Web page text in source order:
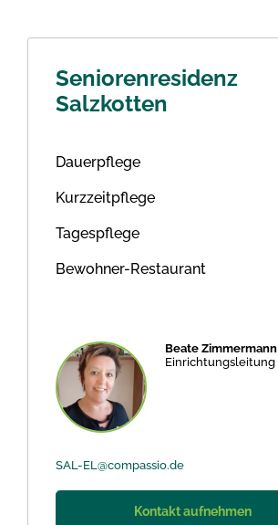
Seniorenresidenz
Salzkotten
Dauerpflege
Kurzzeitpflege
Tagespflege
Bewohner-Restaurant
Beate Zimmermann
Einrichtungsleitung
SAL-EL@compassio.de
Kontakt aufnehmen